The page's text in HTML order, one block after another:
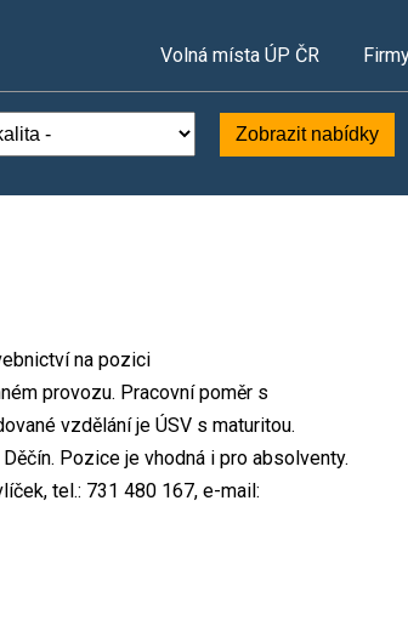
Volná místa ÚP ČR
Zobrazit nabídky
na pozici
provozu. Pracovní poměr s
vzdělání je ÚSV s maturitou.
Pozice je vhodná i pro absolventy.
tel.: 731 480 167, e-mail: